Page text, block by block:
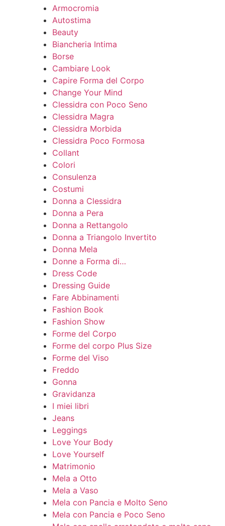
Armocromia
Autostima
Beauty
Biancheria Intima
Borse
Cambiare Look
Capire Forma del Corpo
Change Your Mind
Clessidra con Poco Seno
Clessidra Magra
Clessidra Morbida
Clessidra Poco Formosa
Collant
Colori
Consulenza
Costumi
Donna a Clessidra
Donna a Pera
Donna a Rettangolo
Donna a Triangolo Invertito
Donna Mela
Donne a Forma di…
Dress Code
Dressing Guide
Fare Abbinamenti
Fashion Book
Fashion Show
Forme del Corpo
Forme del corpo Plus Size
Forme del Viso
Freddo
Gonna
Gravidanza
I miei libri
Jeans
Leggings
Love Your Body
Love Yourself
Matrimonio
Mela a Otto
Mela a Vaso
Mela con Pancia e Molto Seno
Mela con Pancia e Poco Seno